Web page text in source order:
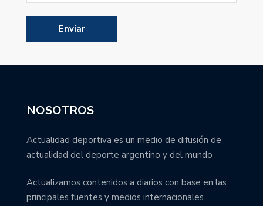
NOSOTROS
Actualidad deportiva es un medio de difusión de
actualidad del deporte argentino y del mundo
Actualizamos contenidos a diarios con base en las
principales fuentes y medios internacionales.